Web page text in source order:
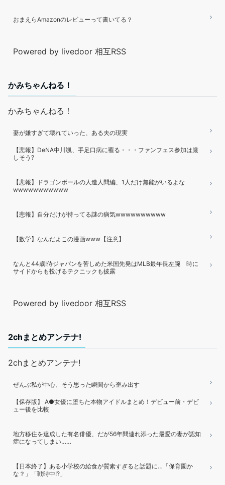
おまえらAmazonのレビューって書いてる？
Powered by livedoor 相互RSS
かみちゃんねる！
かみちゃんねる！
妻が嫌すぎて壊れていった、ある夫の現実
【悲報】DeNA中川颯、手足口病に罹る・・・ファンフェス参加は厳
しそう?
【悲報】ドラゴンボールの人造人間編、1人だけ無能がいるよな
wwwwwwwwwww
【悲報】自分だけが持ってる謎の病気wwwwwwwwww
【数学】なんだよこの漫画www【注意】
なんと44歳!侍ジャパンを苦しめた米国先発はMLB最年長左腕 時に
サイドからも投げるテクニックも披露
Powered by livedoor 相互RSS
2chまとめアンテナ!
2chまとめアンテナ!
ぜんぶ私が中心、そう思った瞬間から歪み出す
【保存版】 A●女優に堕ちた本物アイドルまとめ！デビュー前・デビ
ュー後を比較
地方移住を達成した有名俳優、だが56年間連れ添った最愛の妻が認知
症になってしまい……
【日本終了】ある小学校の給食が質素すぎると話題に…「保育園か
な？」「戦時中!?」